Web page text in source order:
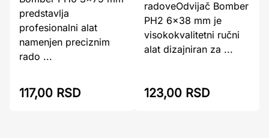
predstavlja
profesionalni alat
namenjen preciznim
rado ...
117,00 RSD
radoveOdvijač Bomber
PH2 6x38 mm je
visokokvalitetni ručni
alat dizajniran za ...
123,00 RSD